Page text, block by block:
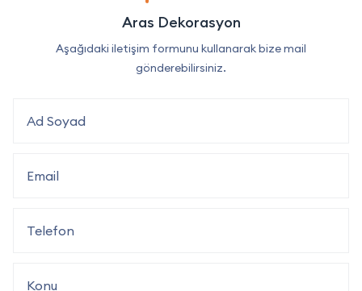
Aras Dekorasyon
Aşağıdaki iletişim formunu kullanarak bize mail
gönderebilirsiniz.